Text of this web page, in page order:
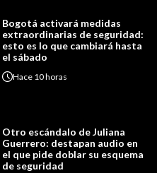
Bogotá activará medidas
extraordinarias de seguridad:
esto es lo que cambiará hasta
el sábado
Hace 10 horas
Otro escándalo de Juliana
Guerrero: destapan audio en
el que pide doblar su esquema
de seguridad